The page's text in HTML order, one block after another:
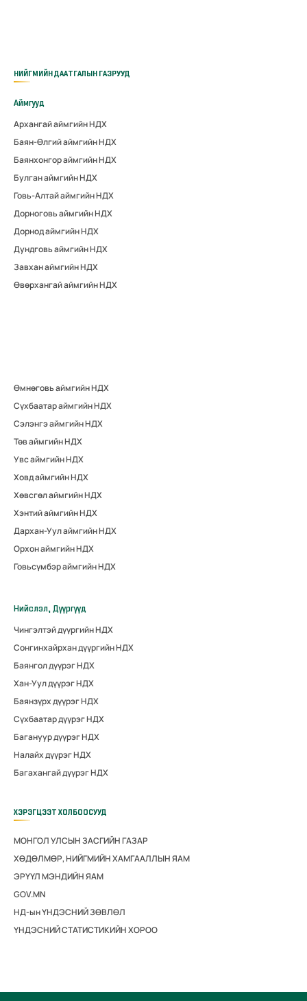
НИЙГМИЙН ДААТГАЛЫН ГАЗРУУД
Аймгууд
Архангай аймгийн НДХ
Баян-Өлгий аймгийн НДХ
Баянхонгор аймгийн НДХ
Булган аймгийн НДХ
Говь-Алтай аймгийн НДХ
Дорноговь аймгийн НДХ
Дорнод аймгийн НДХ
Дундговь аймгийн НДХ
Завхан аймгийн НДХ
Өвөрхангай аймгийн НДХ
Өмнөговь аймгийн НДХ
Сүхбаатар аймгийн НДХ
Сэлэнгэ аймгийн НДХ
Төв аймгийн НДХ
Увс аймгийн НДХ
Ховд аймгийн НДХ
Хөвсгөл аймгийн НДХ
Хэнтий аймгийн НДХ
Дархан-Уул аймгийн НДХ
Орхон аймгийн НДХ
Говьсүмбэр аймгийн НДХ
Нийслэл, Дүүргүүд
Чингэлтэй дүүргийн НДХ
Сонгинхайрхан дүүргийн НДХ
Баянгол дүүрэг НДХ
Хан-Уул дүүрэг НДХ
Баянзүрх дүүрэг НДХ
Сүхбаатар дүүрэг НДХ
Багануур дүүрэг НДХ
Налайх дүүрэг НДХ
Багахангай дүүрэг НДХ
ХЭРЭГЦЭЭТ ХОЛБООСУУД
МОНГОЛ УЛСЫН ЗАСГИЙН ГАЗАР
ХӨДӨЛМӨР, НИЙГМИЙН ХАМГААЛЛЫН ЯАМ
ЭРҮҮЛ МЭНДИЙН ЯАМ
GOV.MN
НД-ын ҮНДЭСНИЙ ЗӨВЛӨЛ
ҮНДЭСНИЙ СТАТИСТИКИЙН ХОРОО